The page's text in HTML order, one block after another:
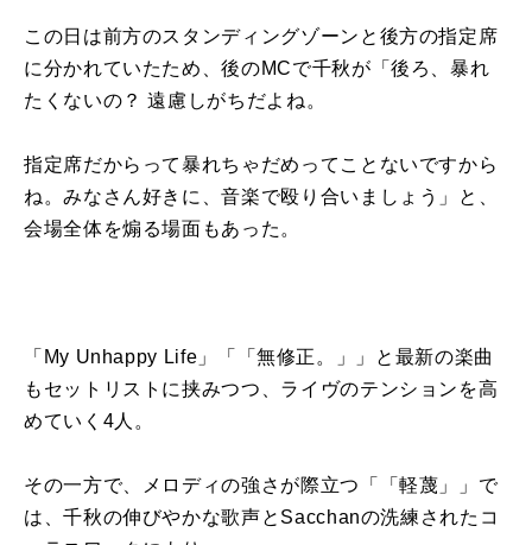
この日は前方のスタンディングゾーンと後方の指定席
に分かれていたため、後のMCで千秋が「後ろ、暴れ
たくないの？ 遠慮しがちだよね。
指定席だからって暴れちゃだめってことないですから
ね。みなさん好きに、音楽で殴り合いましょう」と、
会場全体を煽る場面もあった。
「My Unhappy Life」「「無修正。」」と最新の楽曲
もセットリストに挟みつつ、ライヴのテンションを高
めていく4人。
その一方で、メロディの強さが際立つ「「軽蔑」」で
は、千秋の伸びやかな歌声とSacchanの洗練されたコ